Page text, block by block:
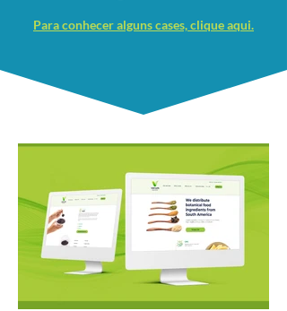
Para conhecer alguns cases, clique aqui.